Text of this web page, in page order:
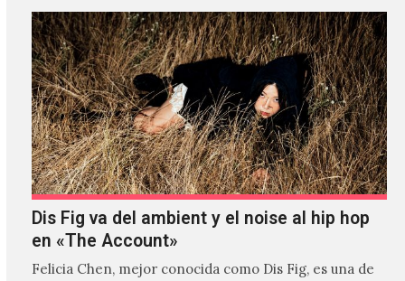
Dis Fig va del ambient y el noise al hip hop
en «The Account»
Felicia Chen, mejor conocida como Dis Fig, es una de